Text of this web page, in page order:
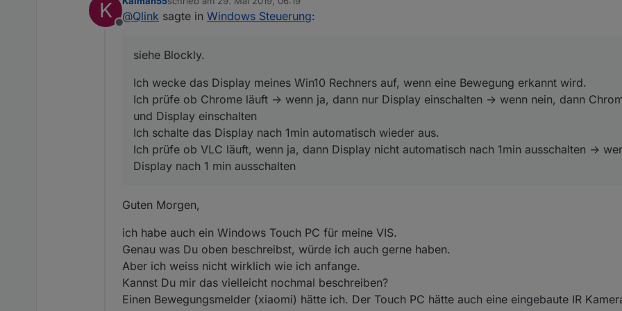
Ich wecke das Display meines Win10 Rechners auf, wenn eine Bewegung erkannt wird.
Ich prüfe ob Chrome läuft -> wenn ja, dann nur Display einschalten -> wenn nein, dann Chrome mit VIS
Ich prüfe ob VLC läuft, wenn ja, dann Display nicht automatisch nach 1min ausschalten -> wenn nein,
Ich wäre aber wie gesagt dankbar, falls es einen weniger belastendend Weg gibt den Status
Adapters ...
K
Offline
zuletzt editiert von
@Qlink sagte in Windows Steuerung:
siehe Blockly.
Ich wecke das Display meines Win10 Rechners auf, wenn eine Bewegung erkannt wird.
Ich prüfe ob Chrome läuft -> wenn ja, dann nur Display einschalten -> wenn nein, dann
und Display einschalten
Ich schalte das Display nach 1min automatisch wieder aus.
Ich prüfe ob VLC läuft, wenn ja, dann Display nicht automatisch nach 1min ausschalten ->
Display nach 1 min ausschalten
Guten Morgen,
ich habe auch ein Windows Touch PC für meine VIS.
Genau was Du oben beschreibst, würde ich auch gerne haben.
Aber ich weiss nicht wirklich wie ich anfange.
Kannst Du mir das vielleicht nochmal beschreiben?
Einen Bewegungsmelder (xiaomi) hätte ich. Der Touch PC hätte auch eine eingebaute IR